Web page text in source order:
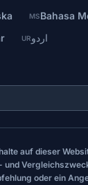
MSBahasa
URاردو
auf dieser
oder ein